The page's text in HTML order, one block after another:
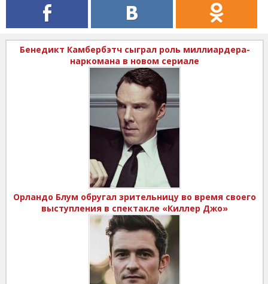
Бенедикт Камбербэтч сыграл роль миллиардера-
наркомана в новом сериале
Орландо Блум обругал зрительницу во время своего
выступления в спектакле «Киллер Джо»